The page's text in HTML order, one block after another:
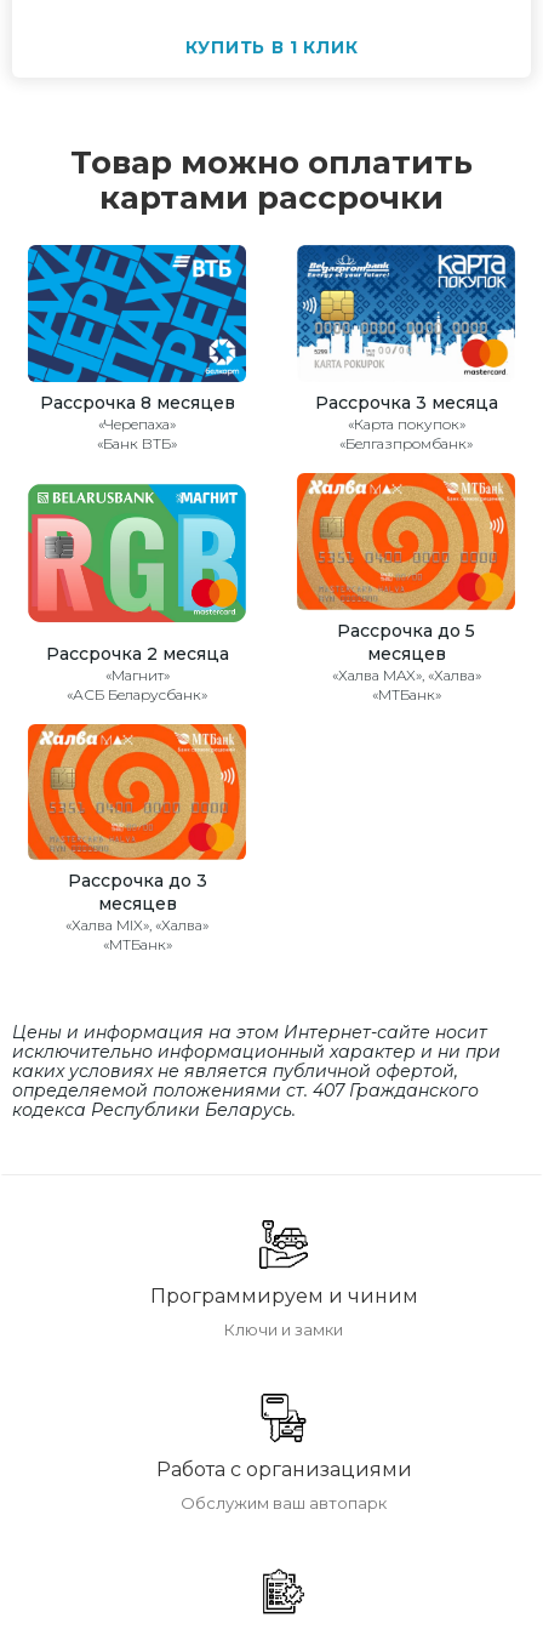
КУПИТЬ В 1 КЛИК
Товар можно оплатить
картами рассрочки
Рассрочка 8 месяцев
«Черепаха»
«Банк ВТБ»
Рассрочка 3 месяца
«Карта покупок»
«Белгазпромбанк»
Рассрочка 2 месяца
«Магнит»
«АСБ Беларусбанк»
Рассрочка до 5
месяцев
«Халва MAX», «Халва»
«МТБанк»
Рассрочка до 3
месяцев
«Халва MIX», «Халва»
«МТБанк»
Цены и информация на этом Интернет-сайте носит
исключительно информационный характер и ни при
каких условиях не является публичной офертой,
определяемой положениями cт. 407 Гражданского
кодекса Республики Беларусь.
Программируем и чиним
Ключи и замки
Работа с организациями
Обслужим ваш автопарк